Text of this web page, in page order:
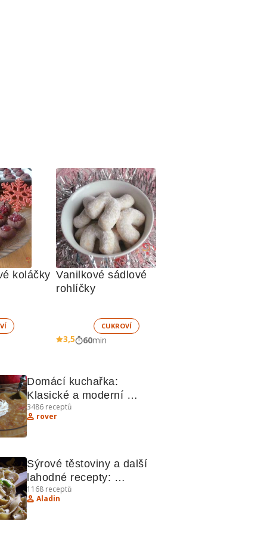
koláčky Vanilkové sádlové
rohlíčky
CUKROVÍ
3,5 60min
Domácí kuchařka:
Klasické a moderní
recepty
3486 receptů
rover
Sýrové těstoviny a další
lahodné recepty:
Kuchařka plná inspirace
1168 receptů
Aladin